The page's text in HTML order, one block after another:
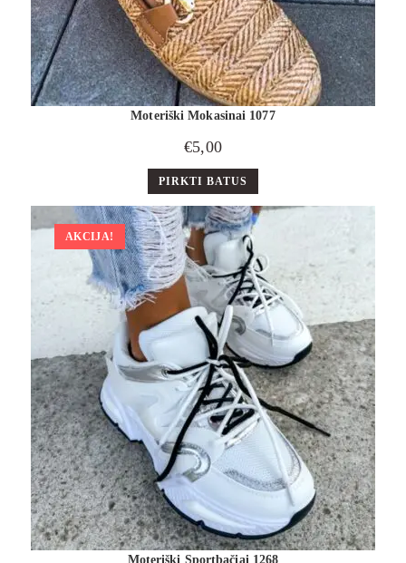
Moteriški Mokasinai 1077
€5,00
PIRKTI BATUS
AKCIJA!
Moteriški Sportbačiai 1268